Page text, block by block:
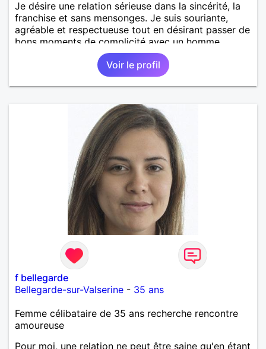
Je désire une relation sérieuse dans la sincérité, la
franchise et sans mensonges. Je suis souriante,
agréable et respectueuse tout en désirant passer de
bons moments de complicité avec un homme
voulant aller dans la même direction que moi.
Voir le profil
f bellegarde
Bellegarde-sur-Valserine - 35 ans
Femme célibataire de 35 ans recherche rencontre
amoureuse
Pour moi, une relation ne peut être saine qu'en étant